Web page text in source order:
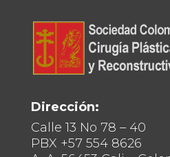
Dirección:
Calle 13 No 78 – 40
PBX +57 554 8626